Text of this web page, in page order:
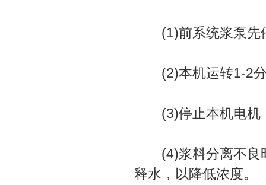
(1)前系统浆泵先
(2)本机运转1-2分
(3)停止本机电机
(4)浆料分离不良时
释水，以降低浓度。